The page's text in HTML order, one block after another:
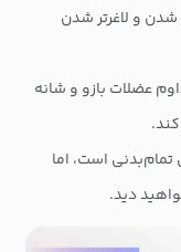
و لاغرتر شدن
عضلات بازو و شانه
است، اما
دید.